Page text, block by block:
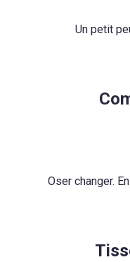
Un petit
Oser changer.